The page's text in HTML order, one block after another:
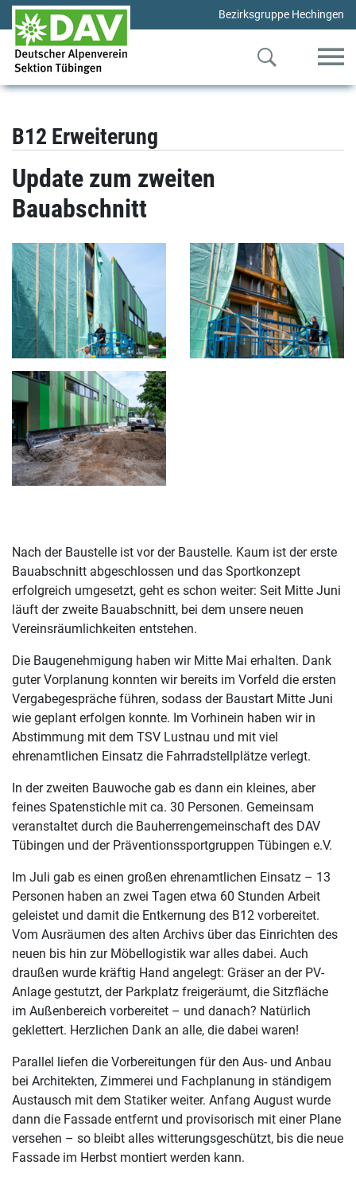
Bezirksgruppe Hechingen
B12 Erweiterung
Update zum zweiten
Bauabschnitt
Nach der Baustelle ist vor der Baustelle. Kaum ist der erste
Bauabschnitt abgeschlossen und das Sportkonzept
erfolgreich umgesetzt, geht es schon weiter: Seit Mitte Juni
läuft der zweite Bauabschnitt, bei dem unsere neuen
Vereinsräumlichkeiten entstehen.
Die Baugenehmigung haben wir Mitte Mai erhalten. Dank
guter Vorplanung konnten wir bereits im Vorfeld die ersten
Vergabegespräche führen, sodass der Baustart Mitte Juni
wie geplant erfolgen konnte. Im Vorhinein haben wir in
Abstimmung mit dem TSV Lustnau und mit viel
ehrenamtlichen Einsatz die Fahrradstellplätze verlegt.
In der zweiten Bauwoche gab es dann ein kleines, aber
feines Spatenstichle mit ca. 30 Personen. Gemeinsam
veranstaltet durch die Bauherrengemeinschaft des DAV
Tübingen und der Präventionssportgruppen Tübingen e.V.
Im Juli gab es einen großen ehrenamtlichen Einsatz – 13
Personen haben an zwei Tagen etwa 60 Stunden Arbeit
geleistet und damit die Entkernung des B12 vorbereitet.
Vom Ausräumen des alten Archivs über das Einrichten des
neuen bis hin zur Möbellogistik war alles dabei. Auch
draußen wurde kräftig Hand angelegt: Gräser an der PV-
Anlage gestutzt, der Parkplatz freigeräumt, die Sitzfläche
im Außenbereich vorbereitet – und danach? Natürlich
geklettert. Herzlichen Dank an alle, die dabei waren!
Parallel liefen die Vorbereitungen für den Aus- und Anbau
bei Architekten, Zimmerei und Fachplanung in ständigem
Austausch mit dem Statiker weiter. Anfang August wurde
dann die Fassade entfernt und provisorisch mit einer Plane
versehen – so bleibt alles witterungsgeschützt, bis die neue
Fassade im Herbst montiert werden kann.